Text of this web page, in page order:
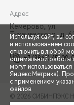
ЗАПИСЬ НА
Адрес:
Кемерово, ул.
Тухачевского, д.
+7 (3842) 45-00-
© 2026 СИБИНПЭКС
Используя сайт, вы
и использованием
отключить в любой
оптимальной работы
могут
Яндекс.Метрика).
с применением
файлов.